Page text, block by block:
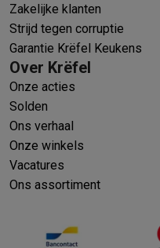
Zakelijke klanten
Strijd tegen corruptie
Garantie Krëfel Keukens
Over Krëfel
Onze acties
Solden
Ons verhaal
Onze winkels
Vacatures
Ons assortiment